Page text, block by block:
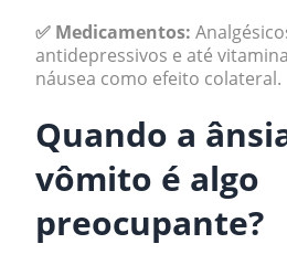
✅ Medicamentos:
antidepressivos e até
náusea como efeito colateral.
Quando a
vômito é algo
preocupante?